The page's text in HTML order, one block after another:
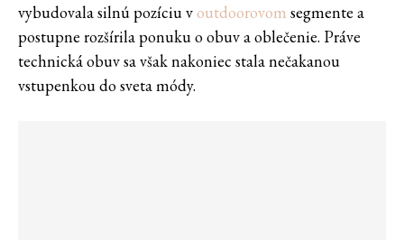
vybudovala silnú pozíciu voutdoorovom segmente a
postupne rozšírila ponuku o obuv a oblečenie. Práve
technická obuv sa však nakoniec stala nečakanou
vstupenkou do sveta módy.